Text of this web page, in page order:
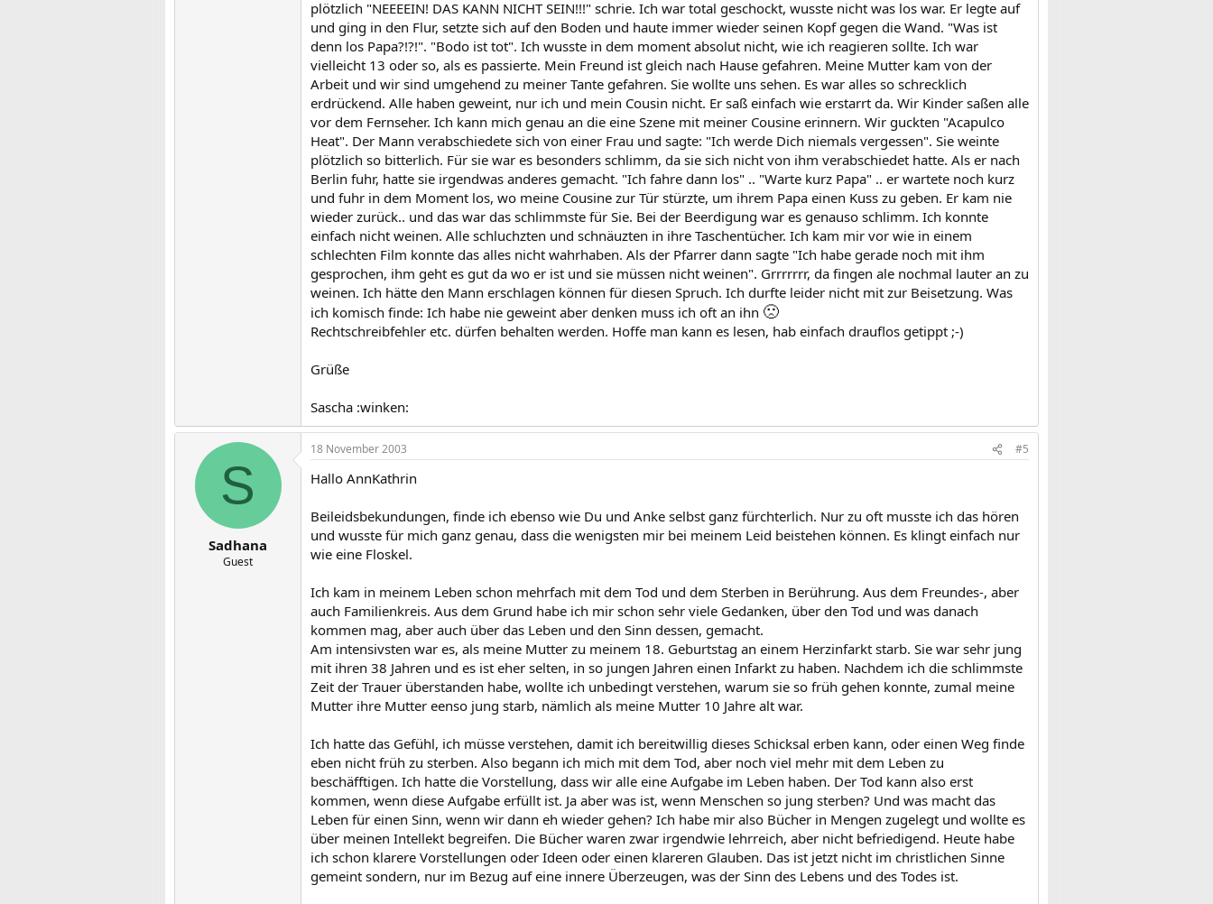
plötzlich "NEEEEIN! DAS KANN NICHT SEIN!!!" schrie. Ich war total geschockt, wusste nicht was los war. Er legte auf
und ging in den Flur, setzte sich auf den Boden und haute immer wieder seinen Kopf gegen die Wand. "Was ist
denn los Papa?!?!". "Bodo ist tot". Ich wusste in dem moment absolut nicht, wie ich reagieren sollte. Ich war
vielleicht 13 oder so, als es passierte. Mein Freund ist gleich nach Hause gefahren. Meine Mutter kam von der
Arbeit und wir sind umgehend zu meiner Tante gefahren. Sie wollte uns sehen. Es war alles so schrecklich
erdrückend. Alle haben geweint, nur ich und mein Cousin nicht. Er saß einfach wie erstarrt da. Wir Kinder saßen alle
vor dem Fernseher. Ich kann mich genau an die eine Szene mit meiner Cousine erinnern. Wir guckten "Acapulco
Heat". Der Mann verabschiedete sich von einer Frau und sagte: "Ich werde Dich niemals vergessen". Sie weinte
plötzlich so bitterlich. Für sie war es besonders schlimm, da sie sich nicht von ihm verabschiedet hatte. Als er nach
Berlin fuhr, hatte sie irgendwas anderes gemacht. "Ich fahre dann los" .. "Warte kurz Papa" .. er wartete noch kurz
und fuhr in dem Moment los, wo meine Cousine zur Tür stürzte, um ihrem Papa einen Kuss zu geben. Er kam nie
wieder zurück.. und das war das schlimmste für Sie. Bei der Beerdigung war es genauso schlimm. Ich konnte
einfach nicht weinen. Alle schluchzten und schnäuzten in ihre Taschentücher. Ich kam mir vor wie in einem
schlechten Film konnte das alles nicht wahrhaben. Als der Pfarrer dann sagte "Ich habe gerade noch mit ihm
gesprochen, ihm geht es gut da wo er ist und sie müssen nicht weinen". Grrrrrrr, da fingen ale nochmal lauter an zu
weinen. Ich hätte den Mann erschlagen können für diesen Spruch. Ich durfte leider nicht mit zur Beisetzung. Was
ich komisch finde: Ich habe nie geweint aber denken muss ich oft an ihn 🙁
Rechtschreibfehler etc. dürfen behalten werden. Hoffe man kann es lesen, hab einfach drauflos getippt ;-)
Grüße
Sascha :winken:
S
Sadhana
Guest
18 November 2003 #5
Hallo AnnKathrin
Beileidsbekundungen, finde ich ebenso wie Du und Anke selbst ganz fürchterlich. Nur zu oft musste ich das hören
und wusste für mich ganz genau, dass die wenigsten mir bei meinem Leid beistehen können. Es klingt einfach nur
wie eine Floskel.
Ich kam in meinem Leben schon mehrfach mit dem Tod und dem Sterben in Berührung. Aus dem Freundes-, aber
auch Familienkreis. Aus dem Grund habe ich mir schon sehr viele Gedanken, über den Tod und was danach
kommen mag, aber auch über das Leben und den Sinn dessen, gemacht.
Am intensivsten war es, als meine Mutter zu meinem 18. Geburtstag an einem Herzinfarkt starb. Sie war sehr jung
mit ihren 38 Jahren und es ist eher selten, in so jungen Jahren einen Infarkt zu haben. Nachdem ich die schlimmste
Zeit der Trauer überstanden habe, wollte ich unbedingt verstehen, warum sie so früh gehen konnte, zumal meine
Mutter ihre Mutter eenso jung starb, nämlich als meine Mutter 10 Jahre alt war.
Ich hatte das Gefühl, ich müsse verstehen, damit ich bereitwillig dieses Schicksal erben kann, oder einen Weg finde
eben nicht früh zu sterben. Also begann ich mich mit dem Tod, aber noch viel mehr mit dem Leben zu
beschäfftigen. Ich hatte die Vorstellung, dass wir alle eine Aufgabe im Leben haben. Der Tod kann also erst
kommen, wenn diese Aufgabe erfüllt ist. Ja aber was ist, wenn Menschen so jung sterben? Und was macht das
Leben für einen Sinn, wenn wir dann eh wieder gehen? Ich habe mir also Bücher in Mengen zugelegt und wollte es
über meinen Intellekt begreifen. Die Bücher waren zwar irgendwie lehrreich, aber nicht befriedigend. Heute habe
ich schon klarere Vorstellungen oder Ideen oder einen klareren Glauben. Das ist jetzt nicht im christlichen Sinne
gemeint sondern, nur im Bezug auf eine innere Überzeugen, was der Sinn des Lebens und des Todes ist.